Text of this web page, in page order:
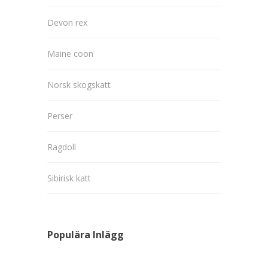
Devon rex
Maine coon
Norsk skogskatt
Perser
Ragdoll
Sibirisk katt
Populära Inlägg